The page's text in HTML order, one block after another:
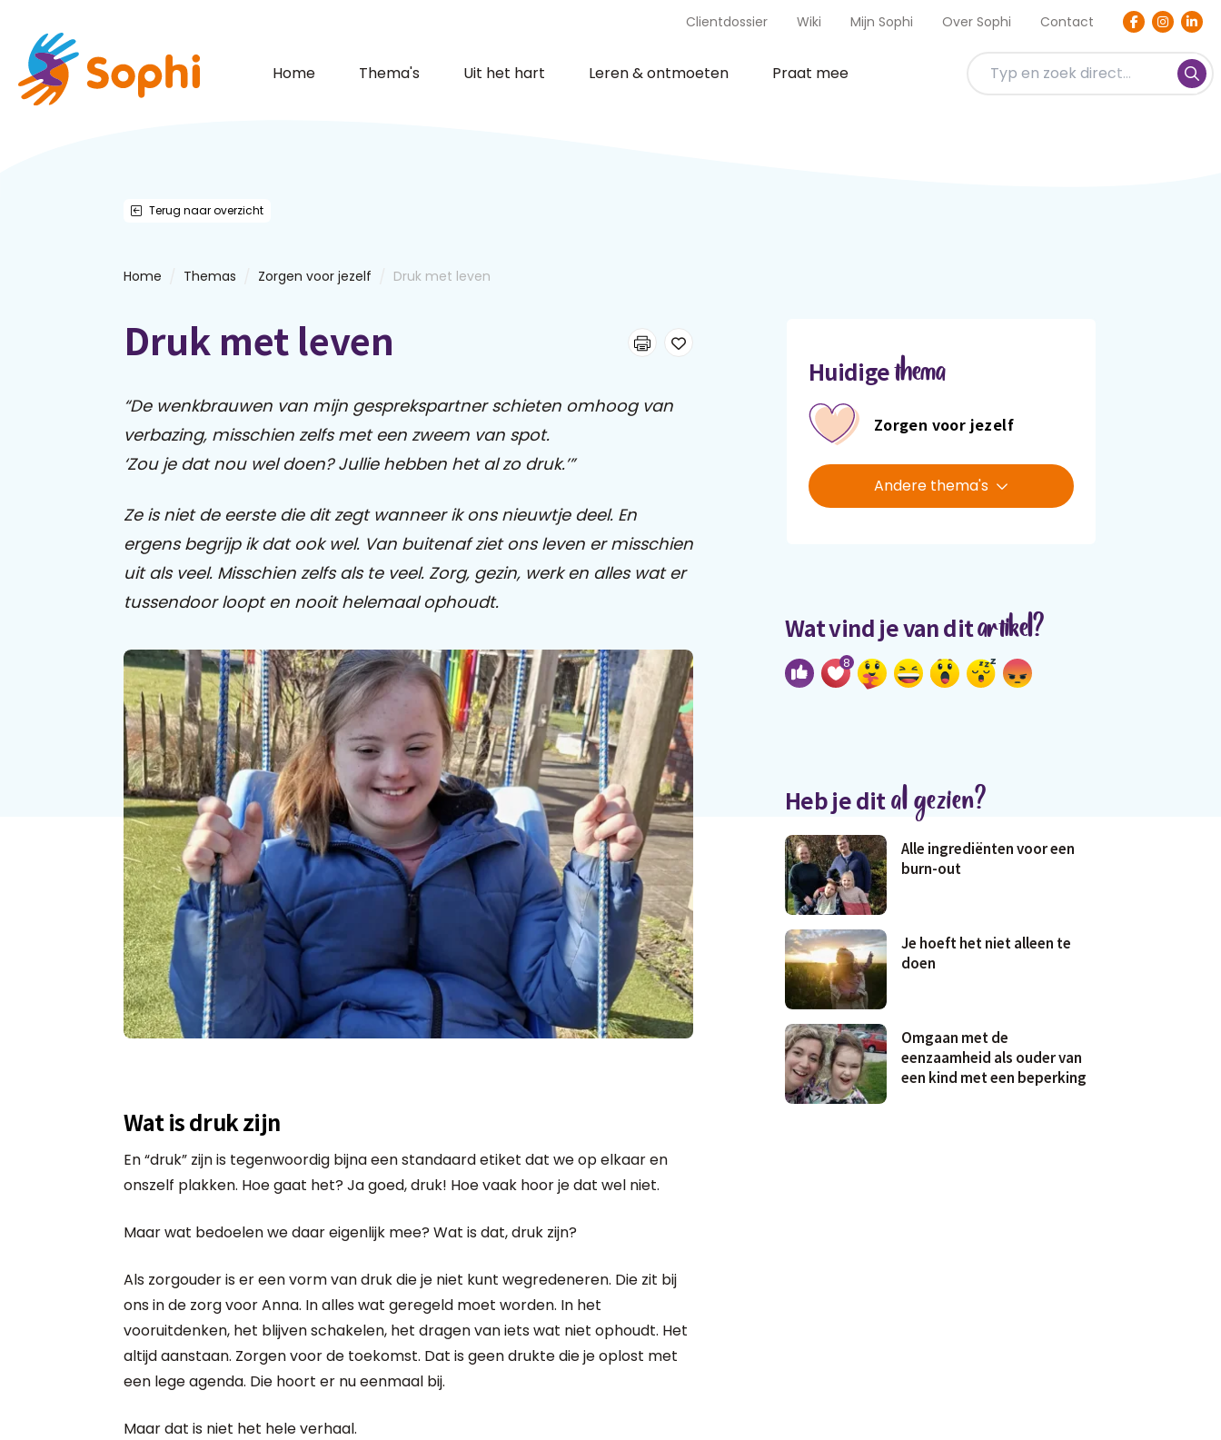
Clientdossier Wiki Mijn Sophi Over Sophi Contact
Home Thema's Uit het hart Leren & ontmoeten Praat mee
Terug naar overzicht
Home Themas Zorgen voor jezelf Druk met leven
Druk met leven
“De wenkbrauwen van mijn gesprekspartner schieten omhoog van
verbazing, misschien zelfs met een zweem van spot.
‘Zou je dat nou wel doen? Jullie hebben het al zo druk.’”
Ze is niet de eerste die dit zegt wanneer ik ons nieuwtje deel. En
ergens begrijp ik dat ook wel. Van buitenaf ziet ons leven er misschien
uit als veel. Misschien zelfs als te veel. Zorg, gezin, werk en alles wat er
tussendoor loopt en nooit helemaal ophoudt.
Wat is druk zijn
En “druk” zijn is tegenwoordig bijna een standaard etiket dat we op elkaar en
onszelf plakken. Hoe gaat het? Ja goed, druk! Hoe vaak hoor je dat wel niet.
Maar wat bedoelen we daar eigenlijk mee? Wat is dat, druk zijn?
Als zorgouder is er een vorm van druk die je niet kunt wegredeneren. Die zit bij
ons in de zorg voor Anna. In alles wat geregeld moet worden. In het
vooruitdenken, het blijven schakelen, het dragen van iets wat niet ophoudt. Het
altijd aanstaan. Zorgen voor de toekomst. Dat is geen drukte die je oplost met
een lege agenda. Die hoort er nu eenmaal bij.
Maar dat is niet het hele verhaal.
Huidigethema
Zorgen voor jezelf
Andere thema's
Wat vind je van ditartikel?
8
Heb je dital gezien?
Alle ingrediënten voor een
burn-out
Je hoeft het niet alleen te
doen
Omgaan met de
eenzaamheid als ouder van
een kind met een beperking